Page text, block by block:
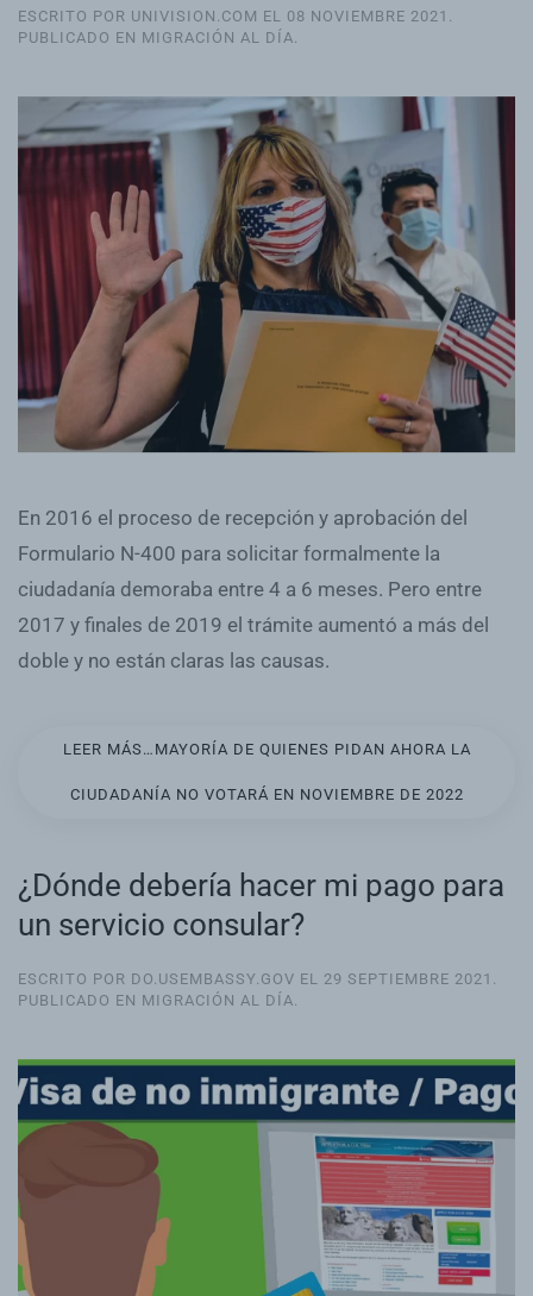
ESCRITO POR UNIVISION.COM EL 08 NOVIEMBRE 2021 .
PUBLICADO EN MIGRACIÓN AL DÍA.
En 2016 el proceso de recepción y aprobación del
Formulario N-400 para solicitar formalmente la
ciudadanía demoraba entre 4 a 6 meses. Pero entre
2017 y finales de 2019 el trámite aumentó a más del
doble y no están claras las causas.
LEER MÁS…MAYORÍA DE QUIENES PIDAN AHORA LA
CIUDADANÍA NO VOTARÁ EN NOVIEMBRE DE 2022
¿Dónde debería hacer mi pago para
un servicio consular?
ESCRITO POR DO.USEMBASSY.GOV EL 29 SEPTIEMBRE 2021 .
PUBLICADO EN MIGRACIÓN AL DÍA.